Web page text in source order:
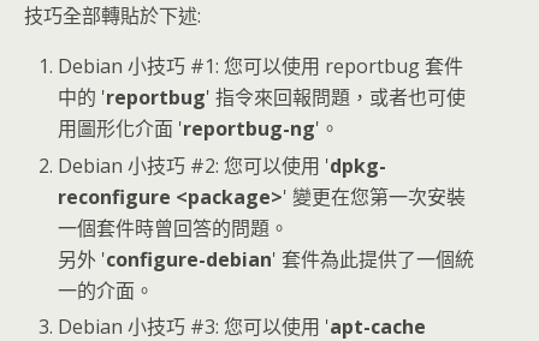
技巧全部轉貼於下述:
Debian 小技巧 #1: 您可以使用 reportbug 套件
中的 'reportbug' 指令來回報問題，或者也可使
用圖形化介面 'reportbug-ng'。
Debian 小技巧 #2: 您可以使用 'dpkg-
reconfigure <package>' 變更在您第一次安裝
一個套件時曾回答的問題。
另外 'configure-debian' 套件為此提供了一個統
一的介面。
Debian 小技巧 #3: 您可以使用 'apt-cache